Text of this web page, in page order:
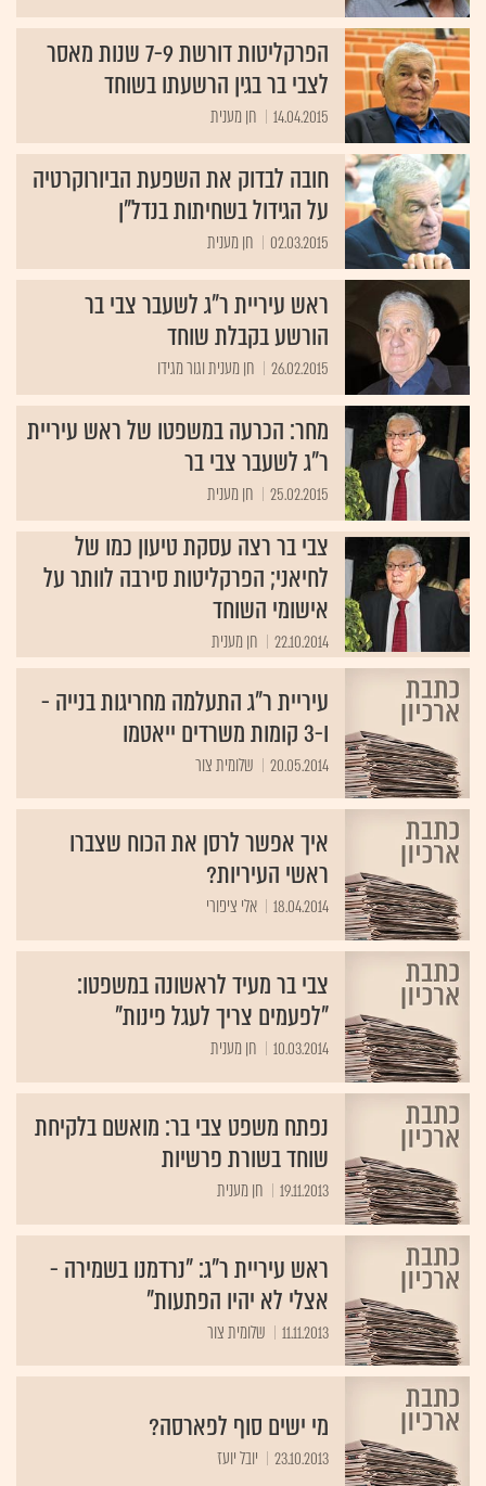
הפרקליטות דורשת 7-9 שנות מאסר
לצבי בר בגין הרשעתו בשוחד
14.04.2015 חן מענית
חובה לבדוק את השפעת הביורוקרטיה
על הגידול בשחיתות בנדל"ן
02.03.2015 חן מענית
ראש עיריית ר"ג לשעבר צבי בר
הורשע בקבלת שוחד
26.02.2015 חן מענית וגור מגידו
מחר: הכרעה במשפטו של ראש עיריית
ר"ג לשעבר צבי בר
25.02.2015 חן מענית
צבי בר רצה עסקת טיעון כמו של
לחיאני; הפרקליטות סירבה לוותר על
אישומי השוחד
22.10.2014 חן מענית
עיריית ר"ג התעלמה מחריגות בנייה -
ו-3 קומות משרדים ייאטמו
20.05.2014 שלומית צור
איך אפשר לרסן את הכוח שצברו
ראשי העיריות?
18.04.2014 אלי ציפורי
צבי בר מעיד לראשונה במשפטו:
"לפעמים צריך לעגל פינות"
10.03.2014 חן מענית
נפתח משפט צבי בר: מואשם בלקיחת
שוחד בשורת פרשיות
19.11.2013 חן מענית
ראש עיריית ר"ג: "נרדמנו בשמירה -
אצלי לא יהיו הפתעות"
11.11.2013 שלומית צור
מי ישים סוף לפארסה?
23.10.2013 יובל יועז